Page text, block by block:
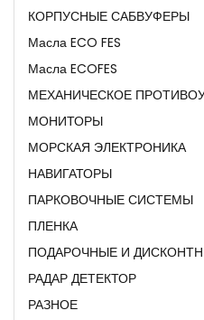
КОРПУСНЫЕ САБВУФЕРЫ
Масла ECO FES
Масла ECOFES
МЕХАНИЧЕСКОЕ
МОНИТОРЫ
МОРСКАЯ ЭЛЕКТРОНИКА
НАВИГАТОРЫ
ПАРКОВОЧНЫЕ СИСТЕМЫ
ПЛЕНКА
ПОДАРОЧНЫЕ И
РАДАР ДЕТЕКТОР
РАЗНОЕ